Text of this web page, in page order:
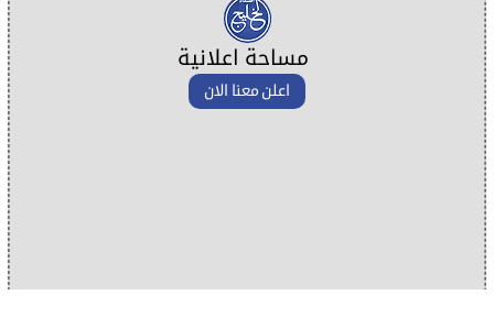
مساحة اعلانية
اعلن معنا الان